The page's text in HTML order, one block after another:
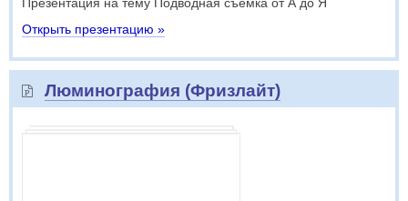
Открыть презентацию »
Люминография (Фризлайт)